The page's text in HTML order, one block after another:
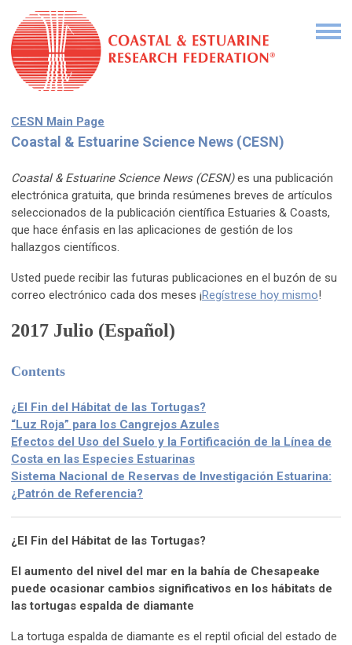
CESN Main Page
Coastal & Estuarine Science News (CESN)
Coastal & Estuarine Science News (CESN)es una publicación
electrónica gratuita, que brinda resúmenes breves de artículos
seleccionados de la publicación científica Estuaries & Coasts,
que hace énfasis en las aplicaciones de gestión de los
hallazgos científicos.
Usted puede recibir las futuras publicaciones en el buzón de su
correo electrónico cada dos meses ¡Regístrese hoy mismo!
2017 Julio (Español)
Contents
¿El Fin del Hábitat de las Tortugas?
“Luz Roja” para los Cangrejos Azules
Efectos del Uso del Suelo y la Fortificación de la Línea de
Costa en las Especies Estuarinas
Sistema Nacional de Reservas de Investigación Estuarina:
¿Patrón de Referencia?
¿El Fin del Hábitat de las Tortugas?
El aumento del nivel del mar en la bahía de Chesapeake
puede ocasionar cambios significativos en los hábitats de
las tortugas espalda de diamante
La tortuga espalda de diamante es el reptil oficial del estado de